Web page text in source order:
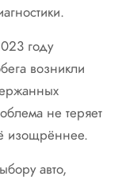
году
возникли
не теряет
изощрённее.
авто,